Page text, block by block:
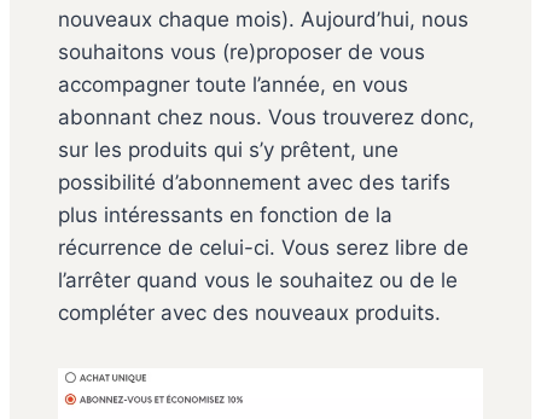
nouveaux chaque mois). Aujourd’hui, nous
souhaitons vous (re)proposer de vous
accompagner toute l’année, en vous
abonnant chez nous. Vous trouverez donc,
sur les produits qui s’y prêtent, une
possibilité d’abonnement avec des tarifs
plus intéressants en fonction de la
récurrence de celui-ci. Vous serez libre de
l’arrêter quand vous le souhaitez ou de le
compléter avec des nouveaux produits.